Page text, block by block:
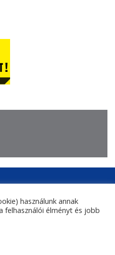
használunk annak
felhasználói élményt és jobb